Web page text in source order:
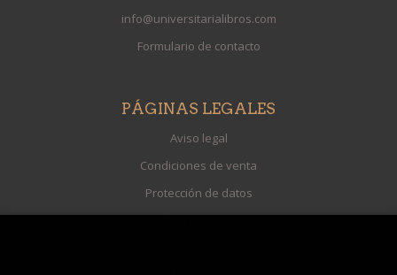
info@universitarialibros.com
Formulario de contacto
PÁGINAS LEGALES
Aviso legal
Condiciones de venta
Protección de datos
Política de Cookies